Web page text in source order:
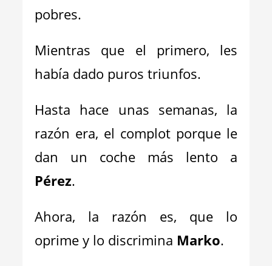
pobres.
Mientras que el primero, les
había dado puros triunfos.
Hasta hace unas semanas, la
razón era, el complot porque le
dan un coche más lento a
Pérez.
Ahora, la razón es, que lo
oprime y lo discrimina Marko.